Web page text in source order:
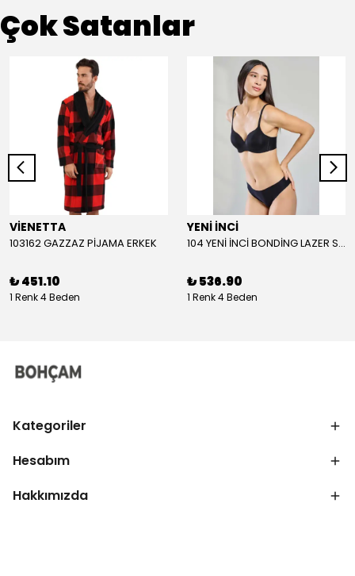
Çok Satanlar
VİENETTA
103162 GAZZAZ PİJAMA ERKEK
₺ 451.10
1 Renk 4 Beden
YENİ İNCİ
104 YENİ İNCİ BONDİNG LAZER SÜTYEN KADIN
₺ 536.90
1 Renk 4 Beden
Kategoriler
Hesabım
Hakkımızda